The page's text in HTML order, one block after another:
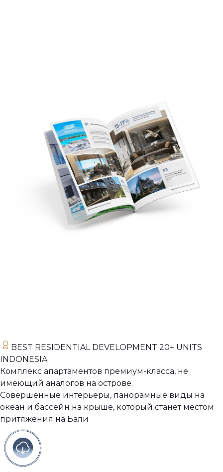
BEST RESIDENTIAL DEVELOPMENT 20+ UNITS
INDONESIA
Комплекс апартаментов премиум-класса, не
имеющий аналогов на острове.
Совершенные интерьеры, панорамные виды на
океан и бассейн на крыше, который станет местом
притяжения на Бали